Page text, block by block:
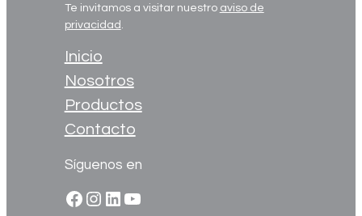
Te invitamos a visitar nuestro aviso de
privacidad
Inicio
Nosotros
Productos
Contacto
Síguenos en
Facebook
Instagram
LinkedIn
YouTube